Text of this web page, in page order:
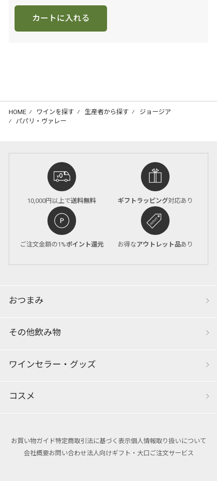
カートに入れる
HOME ⁄ ワインを探す ⁄ 生産者から探す ⁄ ジョージア
⁄ パパリ・ヴァレー
10,000円以上で送料無料 ギフトラッピング対応あり
ご注文金額の1%ポイント還元 お得なアウトレット品あり
おつまみ
その他飲み物
ワインセラー・グッズ
コスメ
お買い物ガイド特定商取引法に基づく表示個人情報取り扱いについて
会社概要お問い合わせ法人向けギフト・大口ご注文サービス